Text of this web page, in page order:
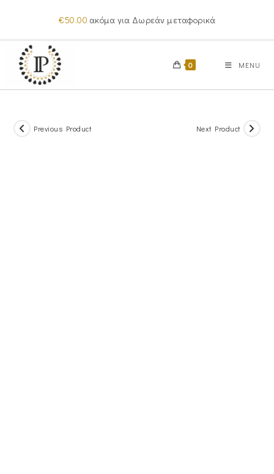
content
€50.00 ακόμα για Δωρεάν μεταφορικά
0 MENU
Previous Product Next Product